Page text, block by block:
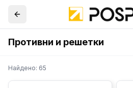
Противни и решетки
Найдено: 65